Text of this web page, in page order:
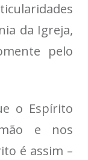
da Igreja,
pelo
o Espírito
e nos
é assim –